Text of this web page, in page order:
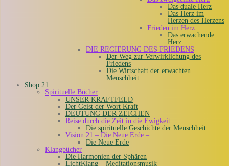
Das duale Herz
Das Herz im
Herzen des Herzens
Frieden im Herz
Das erwachende
Herz
DIE REGIERUNG DES FRIEDENS
Der Weg zur Verwirklichung des
Friedens
Die Wirtschaft der erwachten
Menschheit
Shop 21
Spirituelle Bücher
UNSER KRAFTFELD
Der Geist der Wort Kraft
DEUTUNG DER ZEICHEN
Reise durch die Zeit in die Ewigkeit
Die spirituelle Geschichte der Menschheit
Vision 21 – Die Neue Erde –
Die Neue Erde
Klangbücher
Die Harmonien der Sphären
LichtKlang – Meditationsmusik